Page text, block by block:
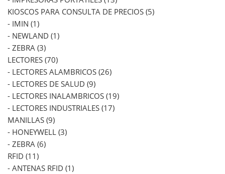
KIOSCOS PARA CONSULTA DE PRECIOS (5)
- IMIN (1)
- NEWLAND (1)
- ZEBRA (3)
LECTORES (70)
- LECTORES ALAMBRICOS (26)
- LECTORES DE SALUD (9)
- LECTORES INALAMBRICOS (19)
- LECTORES INDUSTRIALES (17)
MANILLAS (9)
- HONEYWELL (3)
- ZEBRA (6)
RFID (11)
- ANTENAS RFID (1)